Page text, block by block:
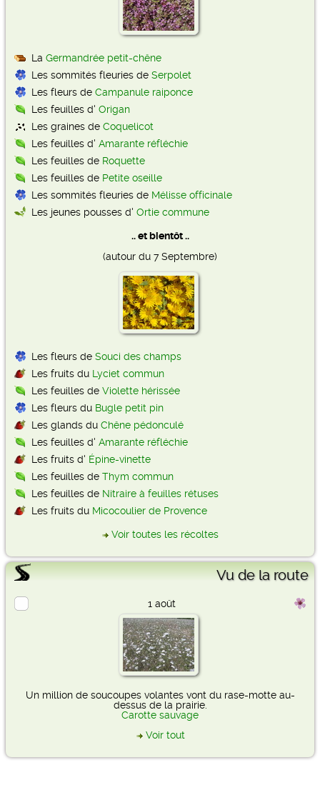
La Germandrée petit-chêne
Les sommités fleuries de Serpolet
Les fleurs de Campanule raiponce
Les feuilles d' Origan
Les graines de Coquelicot
Les feuilles d' Amarante réfléchie
Les feuilles de Roquette
Les feuilles de Petite oseille
Les sommités fleuries de Mélisse officinale
Les jeunes pousses d' Ortie commune
.. et bientôt ..
(autour du 7 Septembre)
Les fleurs de Souci des champs
Les fruits du Lyciet commun
Les feuilles de Violette hérissée
Les fleurs du Bugle petit pin
Les glands du Chêne pédonculé
Les feuilles d' Amarante réfléchie
Les fruits d' Épine-vinette
Les feuilles de Thym commun
Les feuilles de Nitraire à feuilles rétuses
Les fruits du Micocoulier de Provence
Voir toutes les récoltes
Vu de la route
1 août
Un million de soucoupes volantes vont du rase-motte au-
dessus de la prairie.
Carotte sauvage
Voir tout